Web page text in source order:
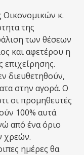
κ.
της
των θέσεων
και αφετέρου η
διευθετηθούν,
στην αγορά. Ο
οι προμηθευτές
100% αυτά
από ένα όριο
χρεών.
ημέρες θα